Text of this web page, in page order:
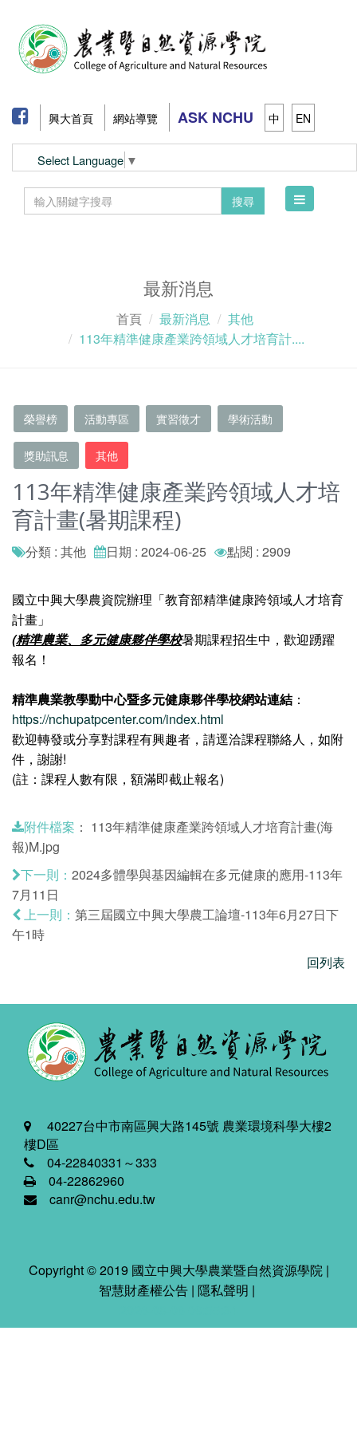
興大首頁 網站導覽 ASK NCHU 中 EN
Select Language ▼
搜尋
Toggle
最新消息
首頁 最新消息
其他
113年精準健康產業跨領域人才培育計....
榮譽榜 活動專區 實習徵才 學術活動
獎助訊息 其他
113年精準健康產業跨領域人才培
育計畫(暑期課程)
分類 : 其他 日期 : 2024-06-25 點閱 : 2909
國立中興大學農資院辦理「教育部精準健康跨領域人才培育
計畫」
(精準農業、 多元健康夥伴學校暑期課程招生中，歡迎踴躍
報名！
精準農業教學動中心暨多元健康夥伴學校網站連結 ：
https://nchupatpcenter.com/index.html
歡迎轉發或分享對課程有興趣者，請逕洽課程聯絡人，如附
件，謝謝!
(註：課程人數有限，額滿即截止報名)
附件檔案 ： 113年精準健康產業跨領域人才培育計畫(海
報)M.jpg
下一則： 2024多體學與基因編輯在多元健康的應用-113年
7月11日
上一則： 第三屆國立中興大學農工論壇-113年6月27日下
午1時
回列表
40227台中市南區興大路145號 農業環境科學大樓2
樓D區
04-22840331～333
04-22862960
canr@nchu.edu.tw
Copyright © 2019 國立中興大學農業暨自然資源學院 |
智慧財產權公告 | 隱私聲明 |